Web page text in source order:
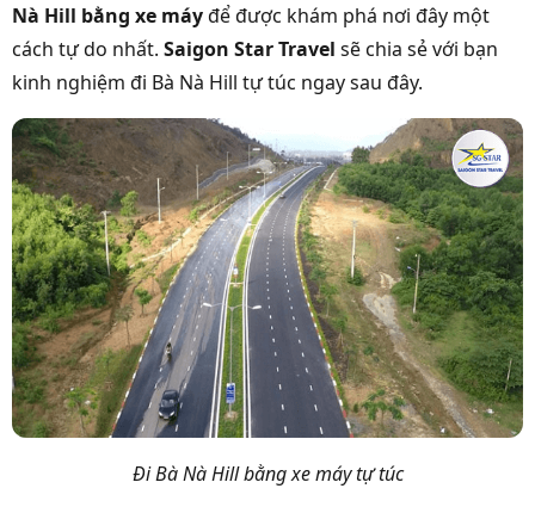
Nà Hill bằng xe máyđể được khám phá nơi đây một
cách tự do nhất. Saigon Star Travel sẽ chia sẻ với bạn
kinh nghiệm đi Bà Nà Hill tự túc ngay sau đây.
Đi Bà Nà Hill bằng xe máy tự túc